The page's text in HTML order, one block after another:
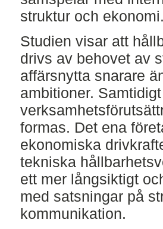
struktur och
Studien visar att
drivs av behovet av
affärsnytta snarare
ambitioner.
formas. Det ena
ekonomiska
tekniska
ett mer långsiktigt
med satsningar på
kommunikation.